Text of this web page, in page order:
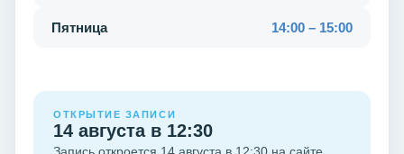
Пятница 14:00 – 15:00
ОТКРЫТИЕ ЗАПИСИ
14 августа в 12:30